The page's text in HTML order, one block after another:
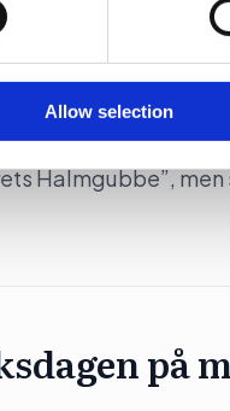
they’ve collected
Allow selection
kastar
förvillare 2025.
Halmgubbe”,
på